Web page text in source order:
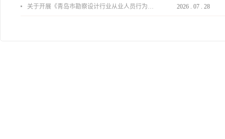
关于开展《青岛市勘察设计行业从业人员行为导则》、《青岛市住宅工程设计审查品质提升指引（2026版）》宣贯活动的通知 2026 07 28